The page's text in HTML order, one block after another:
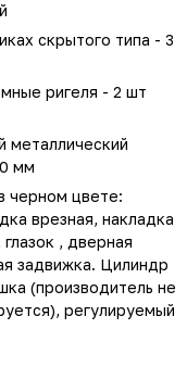
скрытого типа - 3
ригеля - 2 шт
металлический
мм
черном цвете:
врезная, накладка
, дверная
задвижка. Цилиндр
(производитель не
регулируемый